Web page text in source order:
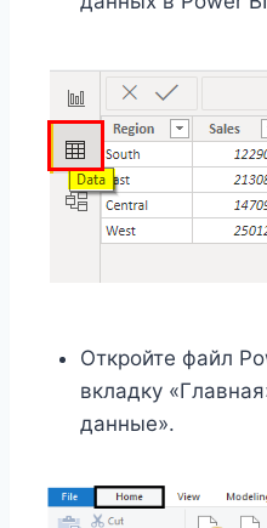
Откройте файл
вкладку
данные».